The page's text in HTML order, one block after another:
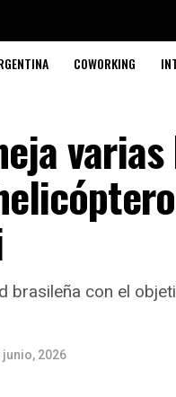
COWORKING
brasileña con el
junio, 2026